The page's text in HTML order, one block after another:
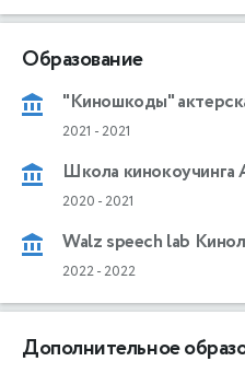
Образование
"Киношкоды"
2021 - 2021
Школа
2020 - 2021
Walz speech lab
2022- 2022
Дополнительное